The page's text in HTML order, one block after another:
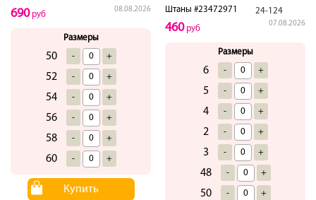
08.08.2026
690руб
Размеры
50 - +
52 - +
54 - +
56 - +
58 - +
60 - +
Купить
Штаны #23472971 24-124
07.08.2026
460руб
Размеры
6 - +
5 - +
4 - +
2 - +
3 - +
48 - +
50 - +